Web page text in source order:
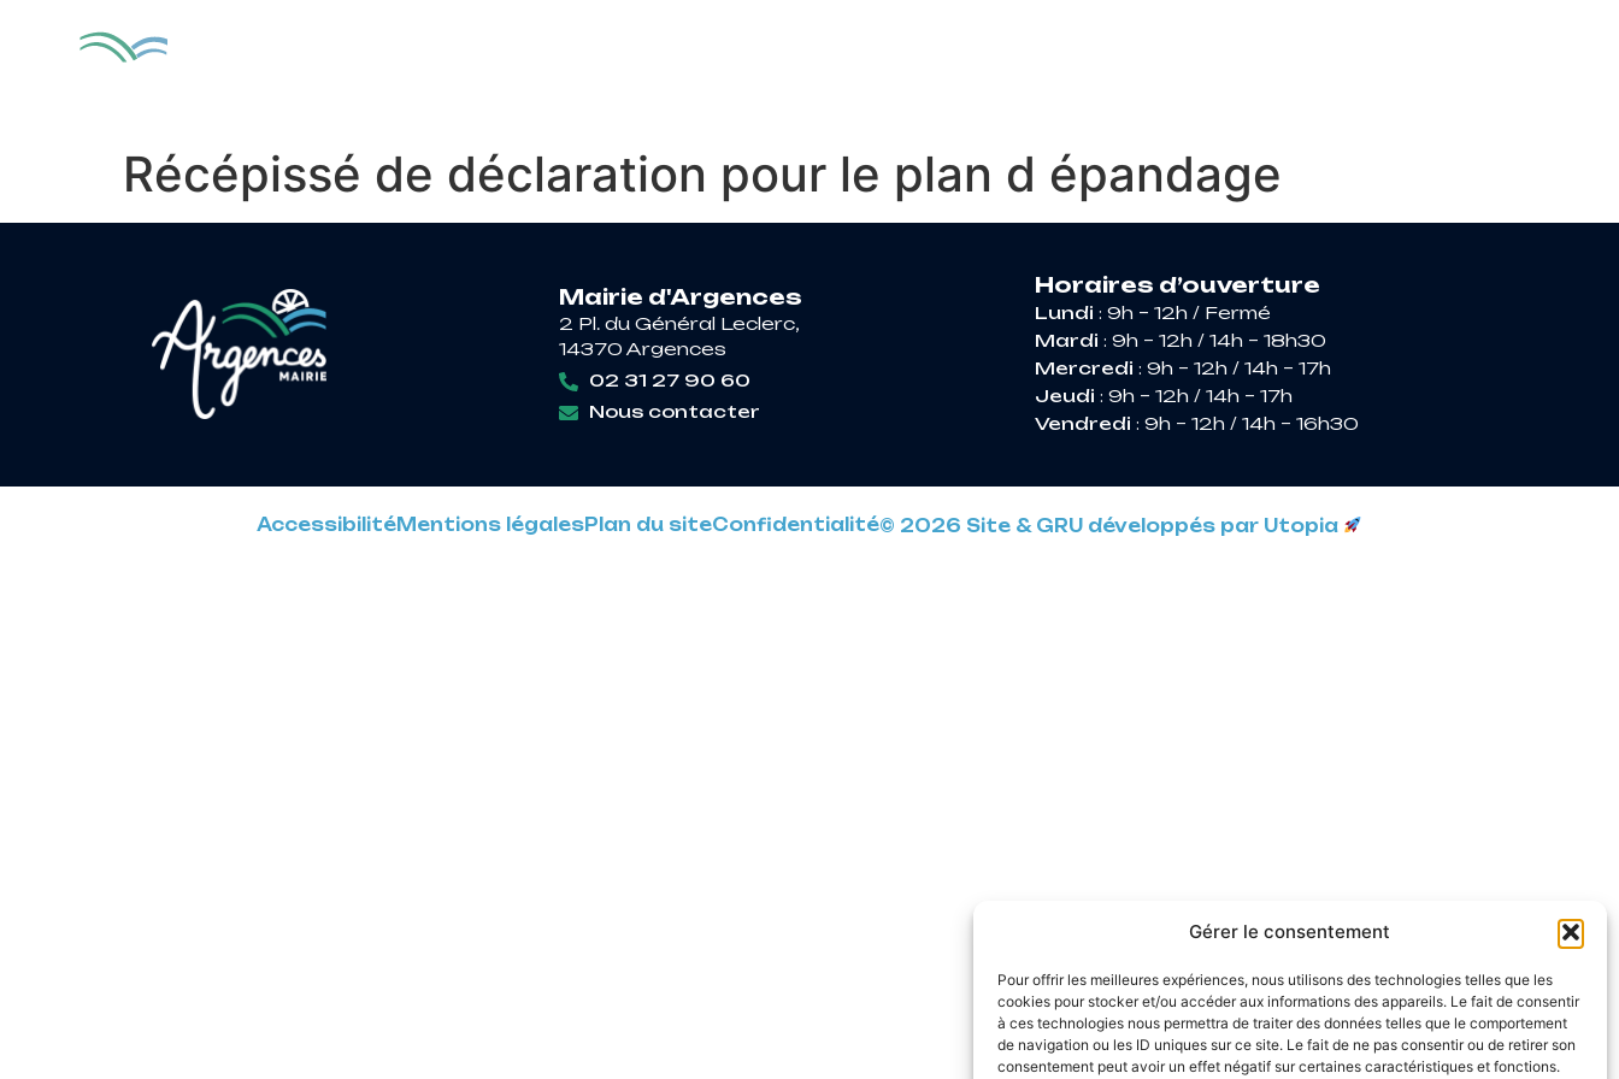
Gérer le consentement
Pour offrir les meilleures expériences, nous utilisons des technologies telles que les
cookies pour stocker et/ou accéder aux informations des appareils. Le fait de consentir
à ces technologies nous permettra de traiter des données telles que le comportement
de navigation ou les ID uniques sur ce site. Le fait de ne pas consentir ou de retirer son
consentement peut avoir un effet négatif sur certaines caractéristiques et fonctions.
Récépissé de déclaration pour le plan d épandage
Mairie d'Argences
2 Pl. du Général Leclerc,
14370 Argences
02 31 27 90 60
Nous contacter
Horaires d’ouverture
Lundi : 9h – 12h / Fermé
Mardi : 9h – 12h / 14h – 18h30
Mercredi : 9h – 12h / 14h – 17h
Jeudi : 9h – 12h / 14h – 17h
Vendredi : 9h – 12h / 14h – 16h30
AccessibilitéMentions légalesPlan du siteConfidentialité© 2026 Site & GRU développés par Utopia